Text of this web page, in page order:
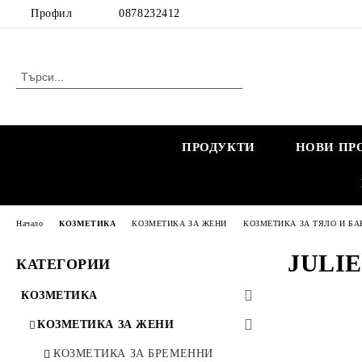
Профил 0878232412
ПРОДУКТИ НОВИ
КАТЕГОРИИ
КОЗМЕТИКА
КОЗМЕТИКА ЗА ЖЕНИ
КОЗМЕТИКА ЗА БРЕМЕННИ
Начало КОЗМЕТИКА КОЗМЕТИКА ЗА ЖЕНИ КОЗМЕТИКА ЗА ТЯЛО И